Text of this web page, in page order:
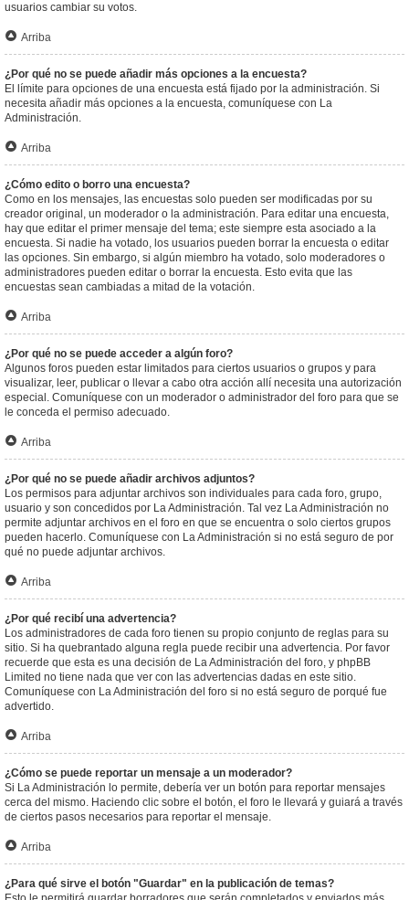
usuarios cambiar su votos.
Arriba
¿Por qué no se puede añadir más opciones a la encuesta?
El límite para opciones de una encuesta está fijado por la administración. Si
necesita añadir más opciones a la encuesta, comuníquese con La
Administración.
Arriba
¿Cómo edito o borro una encuesta?
Como en los mensajes, las encuestas solo pueden ser modificadas por su
creador original, un moderador o la administración. Para editar una encuesta,
hay que editar el primer mensaje del tema; este siempre esta asociado a la
encuesta. Si nadie ha votado, los usuarios pueden borrar la encuesta o editar
las opciones. Sin embargo, si algún miembro ha votado, solo moderadores o
administradores pueden editar o borrar la encuesta. Esto evita que las
encuestas sean cambiadas a mitad de la votación.
Arriba
¿Por qué no se puede acceder a algún foro?
Algunos foros pueden estar limitados para ciertos usuarios o grupos y para
visualizar, leer, publicar o llevar a cabo otra acción allí necesita una autorización
especial. Comuníquese con un moderador o administrador del foro para que se
le conceda el permiso adecuado.
Arriba
¿Por qué no se puede añadir archivos adjuntos?
Los permisos para adjuntar archivos son individuales para cada foro, grupo,
usuario y son concedidos por La Administración. Tal vez La Administración no
permite adjuntar archivos en el foro en que se encuentra o solo ciertos grupos
pueden hacerlo. Comuníquese con La Administración si no está seguro de por
qué no puede adjuntar archivos.
Arriba
¿Por qué recibí una advertencia?
Los administradores de cada foro tienen su propio conjunto de reglas para su
sitio. Si ha quebrantado alguna regla puede recibir una advertencia. Por favor
recuerde que esta es una decisión de La Administración del foro, y phpBB
Limited no tiene nada que ver con las advertencias dadas en este sitio.
Comuníquese con La Administración del foro si no está seguro de porqué fue
advertido.
Arriba
¿Cómo se puede reportar un mensaje a un moderador?
Si La Administración lo permite, debería ver un botón para reportar mensajes
cerca del mismo. Haciendo clic sobre el botón, el foro le llevará y guiará a través
de ciertos pasos necesarios para reportar el mensaje.
Arriba
¿Para qué sirve el botón "Guardar" en la publicación de temas?